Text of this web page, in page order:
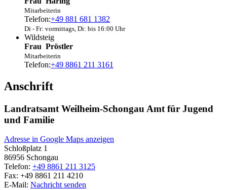
Mitarbeiterin
Telefon:+49 881 681 1382
Di - Fr: vormittags, Di: bis 16:00 Uhr
Wildsteig
Frau Pröstler
Mitarbeiterin
Telefon:+49 8861 211 3161
Anschrift
Landratsamt Weilheim-Schongau Amt für Jugend
und Familie
Adresse in Google Maps anzeigen
Schloßplatz 1
86956 Schongau
Telefon: +49 8861 211 3125
Fax: +49 8861 211 4210
E-Mail: Nachricht senden